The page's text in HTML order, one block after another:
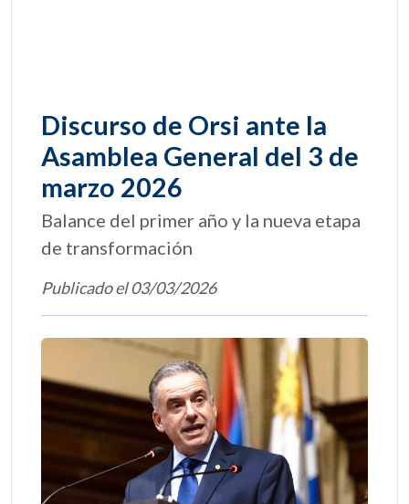
Discurso de Orsi ante la
Asamblea General del 3 de
marzo 2026
Balance del primer año y la nueva etapa
de transformación
Publicado el 03/03/2026